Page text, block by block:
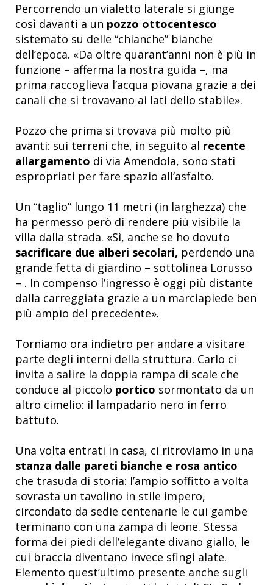
Percorrendo un vialetto laterale si giunge
così davanti a un pozzo ottocentesco
sistemato su delle “chianche” bianche
dell’epoca. «Da oltre quarant’anni non è più in
funzione – afferma la nostra guida –, ma
prima raccoglieva l’acqua piovana grazie a dei
canali che si trovavano ai lati dello stabile».
Pozzo che prima si trovava più molto più
avanti: sui terreni che, in seguito al recente
allargamento di via Amendola, sono stati
espropriati per fare spazio all’asfalto.
Un “taglio” lungo 11 metri (in larghezza) che
ha permesso però di rendere più visibile la
villa dalla strada. «Sì, anche se ho dovuto
sacrificare due alberi secolari, perdendo una
grande fetta di giardino – sottolinea Lorusso
– . In compenso l’ingresso è oggi più distante
dalla carreggiata grazie a un marciapiede ben
più ampio del precedente».
Torniamo ora indietro per andare a visitare
parte degli interni della struttura. Carlo ci
invita a salire la doppia rampa di scale che
conduce al piccolo portico sormontato da un
altro cimelio: il lampadario nero in ferro
battuto.
Una volta entrati in casa, ci ritroviamo in una
stanza dalle pareti bianche e rosa antico
che trasuda di storia: l’ampio soffitto a volta
sovrasta un tavolino in stile impero,
circondato da sedie centenarie le cui gambe
terminano con una zampa di leone. Stessa
forma dei piedi dell’elegante divano giallo, le
cui braccia diventano invece sfingi alate.
Elemento quest’ultimo presente anche sugli